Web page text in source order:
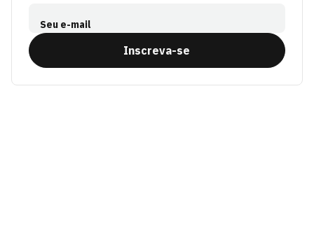
Seu e-mail
Inscreva-se